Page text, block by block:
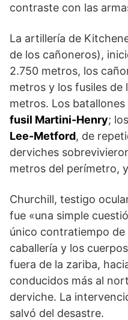
contraste con las
La artillería de
de los cañoneros),
2.750 metros, los
metros y los fusiles de
metros. Los
fusil Martini-Henry;
Lee-Metford, de
derviches
metros del perímetro,
Churchill, testigo
fue «una simple
único contratiempo de
caballería y los
fuera de la zariba,
conducidos más al
derviche. La
salvó del de­sastre.